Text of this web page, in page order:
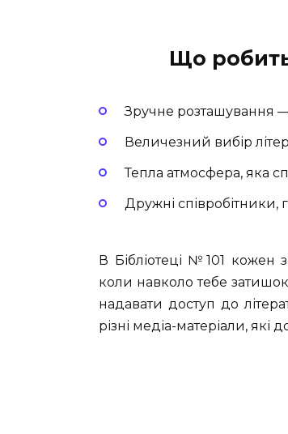
Що
Зручне розташування
Величезний вибір
Тепла атмосфера, яка
Дружні співробітники,
В Бібліотеці №101
коли навколо тебе
надавати доступ до
різні медіа-матеріали,